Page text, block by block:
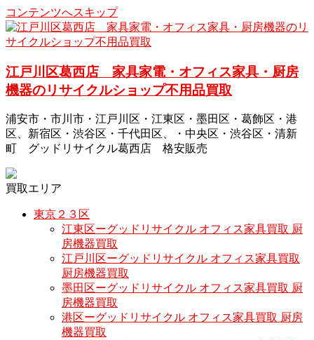
コンテンツへスキップ
江戸川区葛西店 家具家電・オフィス家具・厨房
機器のリサイクルショップ不用品買取
浦安市・市川市・江戸川区・江東区・墨田区・葛飾区・港
区、新宿区・渋谷区・千代田区、・中央区・渋谷区・清新
町 グッドリサイクル葛西店 格安販売
買取エリア
東京２３区
江東区ーグッドリサイクル オフィス家具買取 厨
房機器買取
江戸川区ーグッドリサイクル オフィス家具買取
厨房機器買取
墨田区ーグッドリサイクル オフィス家具買取 厨
房機器買取
港区ーグッドリサイクル オフィス家具買取 厨房
機器買取